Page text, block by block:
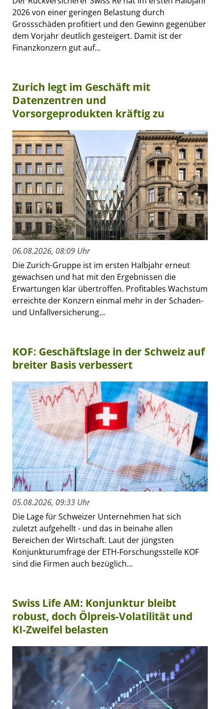
2026 von einer geringen Belastung durch
Grossschäden profitiert und den Gewinn gegenüber
dem Vorjahr deutlich gesteigert. Damit ist der
Finanzkonzern gut auf...
Zurich legt im Geschäft mit
Datenzentren und
Vorsorgeprodukten kräftig zu
06.08.2026, 08:09 Uhr
Die Zurich-Gruppe ist im ersten Halbjahr erneut
gewachsen und hat mit den Ergebnissen die
Erwartungen klar übertroffen. Profitables Wachstum
erreichte der Konzern einmal mehr in der Schaden-
und Unfallversicherung...
KOF: Geschäftslage in der Schweiz auf
breiter Basis verbessert
05.08.2026, 09:33 Uhr
Die Lage für Schweizer Unternehmen hat sich
zuletzt aufgehellt - und das in beinahe allen
Bereichen der Wirtschaft. Laut der jüngsten
Konjunkturumfrage der ETH-Forschungsstelle KOF
sind die Firmen auch bezüglich...
Swiss Life AM: Konjunktur bleibt
robust, doch Ölpreis-Volatilität und
KI-Zweifel belasten